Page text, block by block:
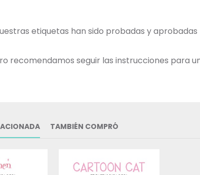
etiquetas han sido probadas y
recomendamos seguir las instrucciones para
TAMBIÉN COMPRÓ